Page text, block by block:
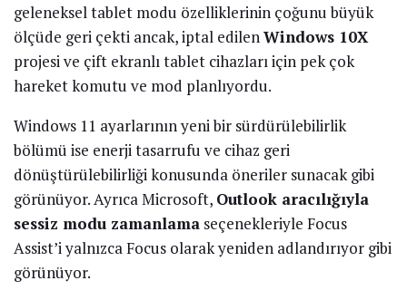
geleneksel tablet modu özelliklerinin çoğunu büyük
ölçüde geri çekti ancak, iptal edilenWindows 10X
projesi ve çift ekranlı tablet cihazları için pek çok
hareket komutu ve mod planlıyordu.
Windows 11 ayarlarının yeni bir sürdürülebilirlik
bölümü ise enerji tasarrufu ve cihaz geri
dönüştürülebilirliği konusunda öneriler sunacak gibi
görünüyor. Ayrıca Microsoft, Outlook aracılığıyla
sessiz modu zamanlama seçenekleriyle Focus
Assist’i yalnızca Focus olarak yeniden adlandırıyor gibi
görünüyor.